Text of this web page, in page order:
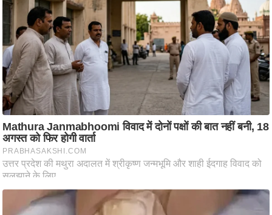
ई
चा
य
प
स
मी
क्षा
ध
र्म
ज्यो
ति